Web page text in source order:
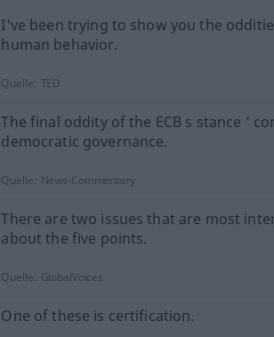
I've been trying to show you the
human behavior.
Quelle: TED
The final oddity of the ECB s stance ’
democratic governance.
Quelle: News-Commentary
There are two issues that are most
about the five points.
Quelle: GlobalVoices
One of these is certification.